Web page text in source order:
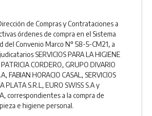
de Compras y Contrataciones a
órdenes de compra en el Sistema
del Convenio Marco N° 58-5-CM21, a
SERVICIOS PARA LA HIGIENE
CORDERO, GRUPO DIVARIO
FABIAN HORACIO CASAL, SERVICIOS
PLATA S.R.L, EURO SWISS S.A y
correspondientes a la compra de
e higiene personal.